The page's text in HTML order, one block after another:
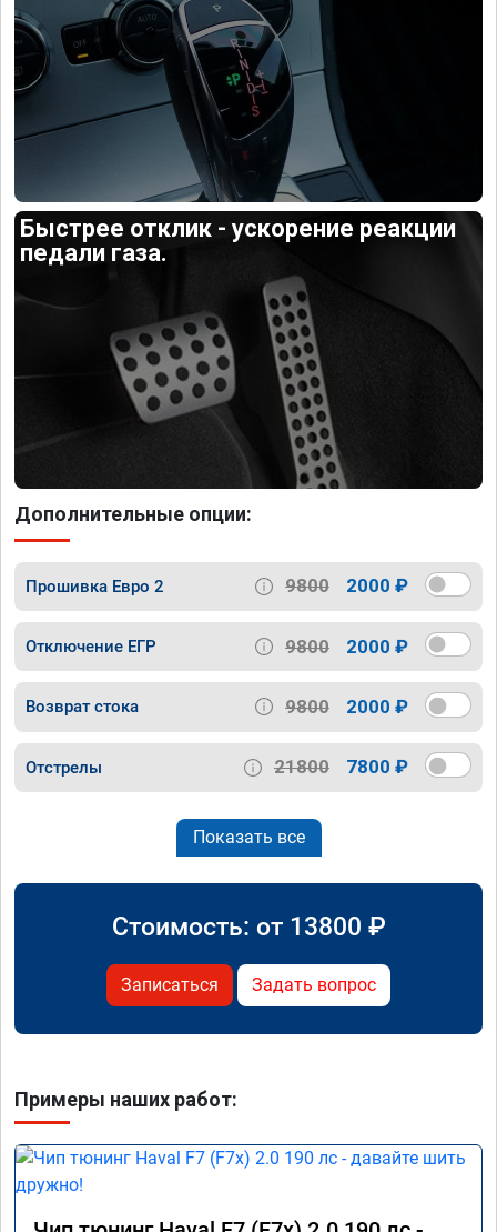
Быстрее отклик - ускорение реакции
педали газа.
Дополнительные опции:
Прошивка Евро 2 9800 2000 ₽
Отключение ЕГР 9800 2000 ₽
Возврат стока 9800 2000 ₽
Отстрелы 21800 7800 ₽
Показать все
Стоимость: от 13800 ₽
Записаться Задать вопрос
Примеры наших работ: